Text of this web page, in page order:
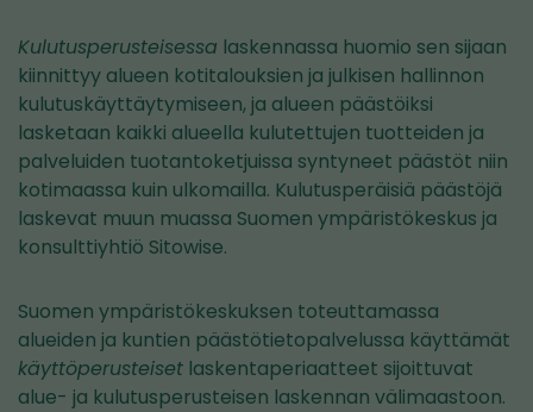
Kulutusperusteisessa laskennassa huomio sen sijaan
kiinnittyy alueen kotitalouksien ja julkisen hallinnon
kulutuskäyttäytymiseen, ja alueen päästöiksi
lasketaan kaikki alueella kulutettujen tuotteiden ja
palveluiden tuotantoketjuissa syntyneet päästöt niin
kotimaassa kuin ulkomailla. Kulutusperäisiä päästöjä
laskevat muun muassa Suomen ympäristökeskus ja
konsulttiyhtiö Sitowise.
Suomen ympäristökeskuksen toteuttamassa
alueiden ja kuntien päästötietopalvelussa käyttämät
käyttöperusteiset laskentaperiaatteet sijoittuvat
alue- ja kulutusperusteisen laskennan välimaastoon.